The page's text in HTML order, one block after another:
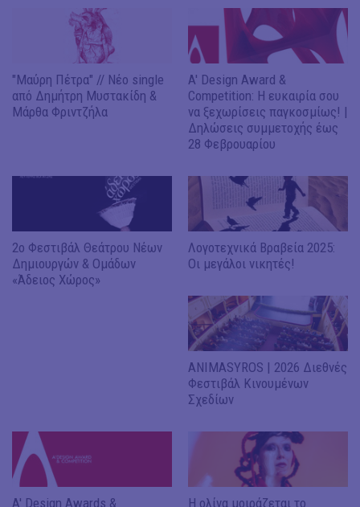
"Μαύρη Πέτρα" // Νέο single
από Δημήτρη Μυστακίδη &
Μάρθα Φριντζήλα
A' Design Award &
Competition: Η ευκαιρία σου
να ξεχωρίσεις παγκοσμίως! |
Δηλώσεις συμμετοχής έως
28 Φεβρουαρίου
2o Φεστιβάλ Θεάτρου Νέων
Δημιουργών & Ομάδων
«Άδειος Χώρος»
Λογοτεχνικά Βραβεία 2025:
Οι μεγάλοι νικητές!
ANIMASYROS | 2026 Διεθνές
Φεστιβάλ Κινουμένων
Σχεδίων
A' Design Awards & Η ολίνα μοιράζεται το